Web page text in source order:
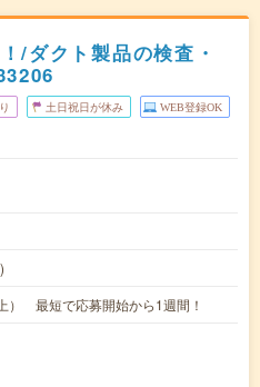
/ダクト製品の検査・
土日祝日が休み WEB登録OK
） 最短で応募開始から1週間！